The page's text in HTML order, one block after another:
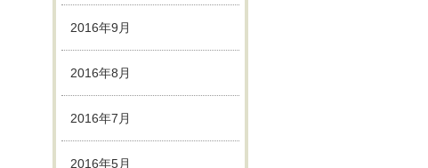
2016年9月
2016年8月
2016年7月
2016年5月